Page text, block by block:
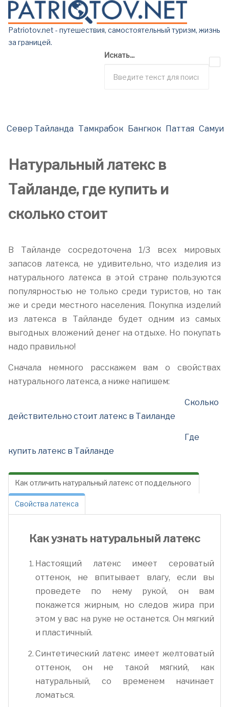
Patriotov.net - путешествия, самостоятельный туризм, жизнь
за границей.
Искать...
Север Тайланда Тамкрабок Бангкок Паттая Самуи
Натуральный латекс в
Тайланде, где купить и
сколько стоит
В Тайланде сосредоточена 1/3 всех мировых
запасов латекса, не удивительно, что изделия из
натурального латекса в этой стране пользуются
популярностью не только среди туристов, но так
же и среди местного населения. Покупка изделий
из латекса в Тайланде будет одним из самых
выгодных вложений денег на отдыхе. Но покупать
надо правильно!
Сначала немного расскажем вам о свойствах
натурального латекса, а ниже напишем:
Сколько
действительно стоит латекс в Таиланде
Где
купить латекс в Тайланде
Как отличить натуральный латекс от поддельного
Свойства латекса
Как узнать натуральный латекс
Настоящий латекс имеет сероватый
оттенок, не впитывает влагу, если вы
проведете по нему рукой, он вам
покажется жирным, но следов жира при
этом у вас на руке не останется. Он мягкий
и пластичный.
Синтетический латекс имеет желтоватый
оттенок, он не такой мягкий, как
натуральный, со временем начинает
ломаться.